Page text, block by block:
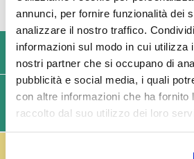
annunci, per fornire funzionalità dei
analizzare il nostro traffico.
informazioni sul modo in cui utilizza
nostri partner che si occupano di
pubblicità e social media, i quali
con altre informazioni che ha fornito
raccolto dal suo utilizzo dei loro
USIAMO SOLO IMBALLAGGI
SPEDIZIONI VELOCI IN 24/48/72
LAVORATIVI)